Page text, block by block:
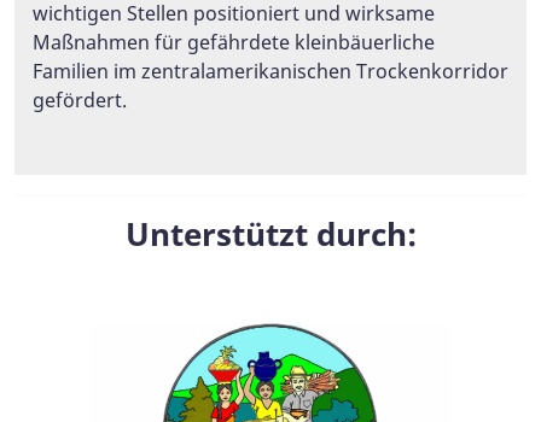
wichtigen Stellen positioniert und wirksame
Maßnahmen für gefährdete kleinbäuerliche
Familien im zentralamerikanischen Trockenkorridor
gefördert.
Unterstützt durch: